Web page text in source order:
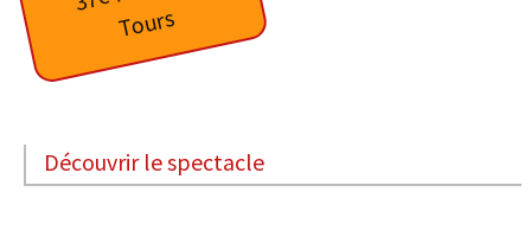
Tours
Découvrir le spectacle